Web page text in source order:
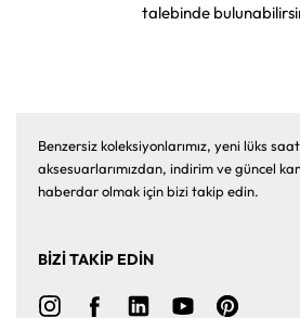
talebinde
Benzersiz koleksiyonlarımız, yeni lüks
aksesuarlarımızdan, indirim ve güncel
haberdar olmak için bizi takip edin.
BİZİ TAKİP EDİN